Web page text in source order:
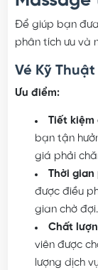
Để giúp bạn
phân tích ưu và
Vé Kỹ
Ưu điểm:
Tiết kiệm
bạn tận
giá phải
Thời gian
được điều
gian chờ đợi.
Chất
viên được
lượng dịch